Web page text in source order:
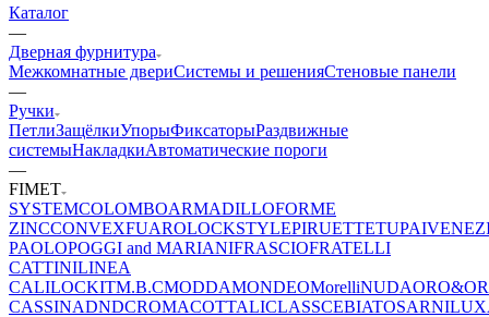
Каталог
—
Дверная фурнитура
Межкомнатные двериСистемы и решенияСтеновые панели
—
Ручки
ПетлиЗащёлкиУпорыФиксаторыРаздвижные
системыНакладкиАвтоматические пороги
—
FIMET
SYSTEMCOLOMBOARMADILLOFORME
ZINCCONVEXFUAROLOCKSTYLEPIRUETTETUPAI
PAOLOPOGGI and MARIANIFRASCIOFRATELLI
CATTINILINEA
CALILOCKITM.B.CMODDAMONDEOMorelliNUDA
CASSINADNDCROMACOTTALICLASSCEBIATOSARNILUX